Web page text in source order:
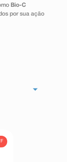
Bio-C
por sua ação